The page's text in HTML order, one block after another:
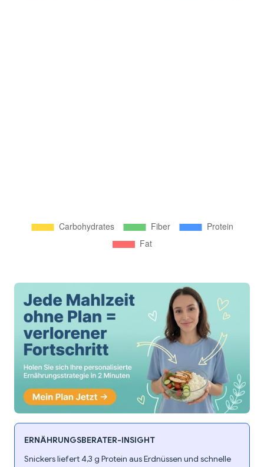
ERNÄHRUNGSBERATER-INSIGHT
Snickers liefert 4,3 g Protein aus Erdnüssen und schnelle